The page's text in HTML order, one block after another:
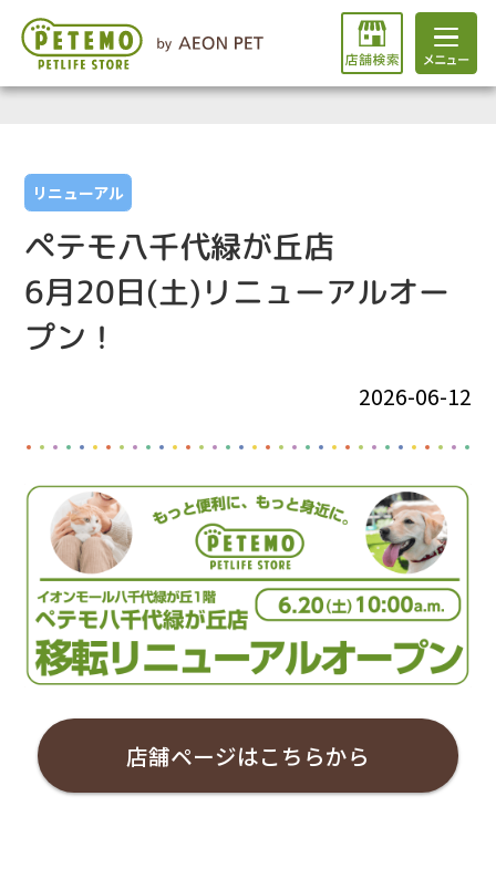
リニューアル
ペテモ八千代緑が丘店
6月20日(土)リニューアルオー
プン！
2026-06-12
店舗ページはこちらから